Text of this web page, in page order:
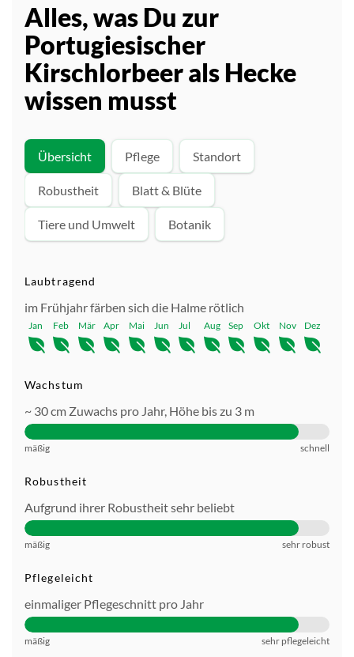
Alles, was Du zur
Portugiesischer
Kirschlorbeer als Hecke
wissen musst
Übersicht Pflege Standort
Robustheit Blatt & Blüte
Tiere und Umwelt Botanik
Laubtragend
im Frühjahr färben sich die Halme rötlich
Jan Feb Mär Apr Mai Jun Jul Aug Sep Okt Nov Dez
Wachstum
~ 30 cm Zuwachs pro Jahr, Höhe bis zu 3 m
mäßig schnell
Robustheit
Aufgrund ihrer Robustheit sehr beliebt
mäßig sehr robust
Pflegeleicht
einmaliger Pflegeschnitt pro Jahr
mäßig sehr pflegeleicht